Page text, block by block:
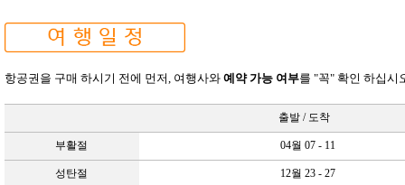
항공권을 구매 하시기 전에 먼저, 여행사와 예약 가능 여부를 "꼭" 확인 하십시
출발 / 도착
부활절 04월 07- 11
성탄절 12월 23 - 27